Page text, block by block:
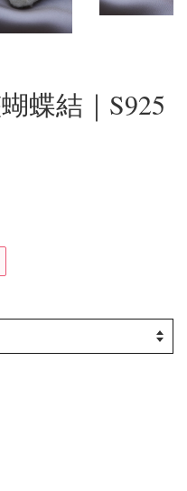
蝶結｜S925